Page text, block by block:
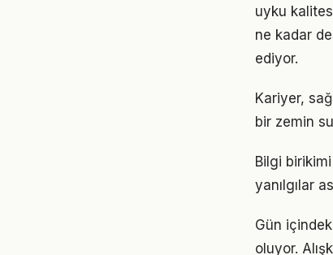
uyku
ne kadar
ediyor.
Kariyer,
bir zemin
Bilgi
yanılgılar
Gün
oluyor.